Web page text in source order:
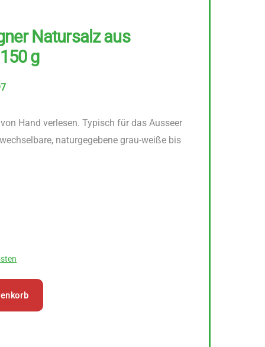
Natursalz aus
g
Hand verlesen. Typisch für das Ausseer
naturgegebene grau-weiße bis